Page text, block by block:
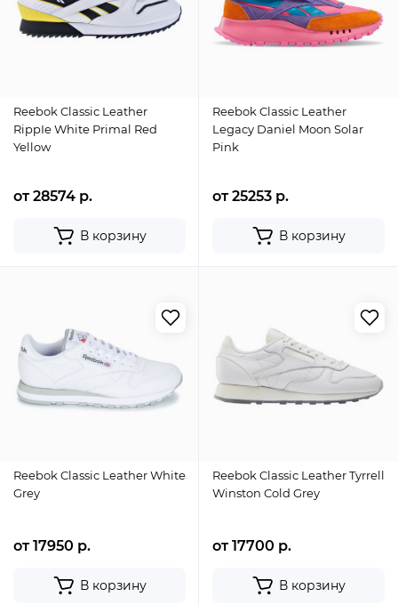
Reebok Classic Leather
RippIe White Primal Red
Yellow
от 28574 р.
В корзину
Reebok Classic Leather
Legacy Daniel Moon Solar
Pink
от 25253 р.
В корзину
Reebok Classic Leather White
Grey
от 17950 р.
В корзину
Reebok Classic Leather Tyrrell
Winston Cold Grey
от 17700 р.
В корзину